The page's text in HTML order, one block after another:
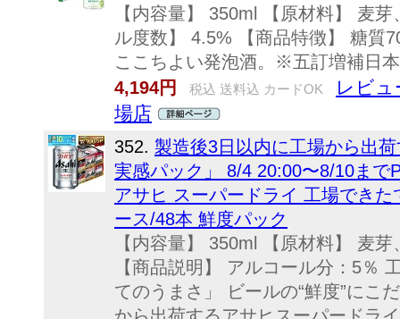
【内容量】 350ml 【原材料】 麦
ル度数】 4.5% 【商品特徴】 糖質
ここちよい発泡酒。※五訂増補日
4,194円
税込 送料込 カードOK
レビュ
場店
352. 製造後3日以内に工場から出
実感パック」 8/4 20:00〜8/10まで
アサヒ スーパードライ 工場でき
ース/48本 鮮度パック
【内容量】 350ml 【原材料】 麦
【商品説明】 アルコール分：5％
てのうまさ」 ビールの“鮮度”にこ